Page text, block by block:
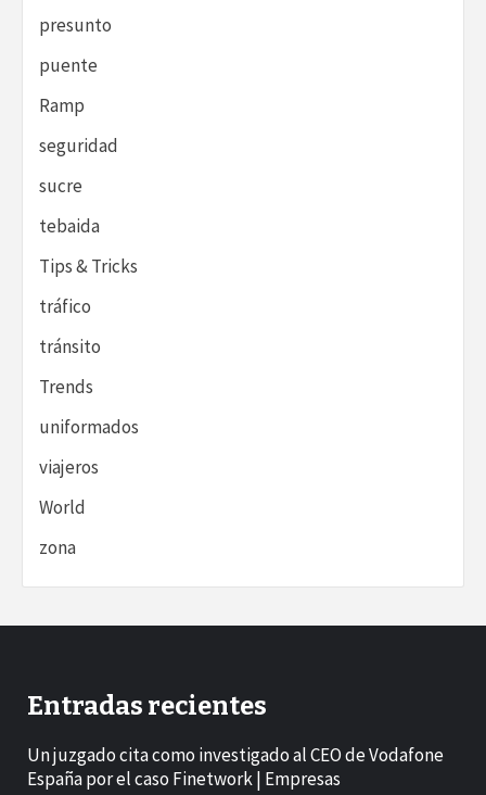
presunto
puente
Ramp
seguridad
sucre
tebaida
Tips & Tricks
tráfico
tránsito
Trends
uniformados
viajeros
World
zona
Entradas recientes
Un juzgado cita como investigado al CEO de Vodafone
España por el caso Finetwork | Empresas